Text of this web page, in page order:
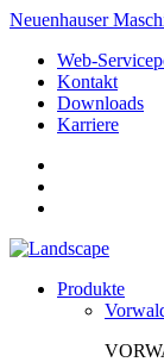
Neuenhauser
Web-
Kontakt
Downloads
Karriere
Produkte